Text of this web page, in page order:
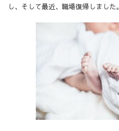
し、そして最近、職場復帰しました。